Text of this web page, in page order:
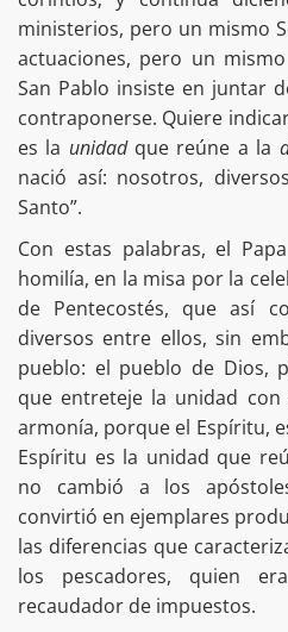
ministerios, pero un mismo
actuaciones, pero un
San Pablo insiste en juntar
contraponerse. Quiere
es la unidad que reúne a la
nació así: nosotros,
Santo”.
Con estas palabras, el
homilía, en la misa por la
de Pentecostés, que así
diversos entre ellos, sin
pueblo: el pueblo de Dios,
que entreteje la unidad
armonía, porque el Espíritu,
Espíritu es la unidad que
no cambió a los
convirtió en ejemplares
las diferencias que
los pescadores, quien
recaudador de impuestos.